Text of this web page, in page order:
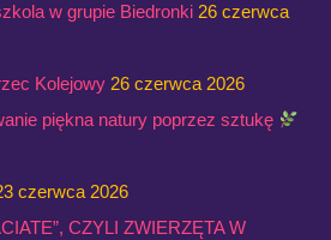
w grupie Biedronki 26 czerwca
Kolejowy 26 czerwca 2026
piękna natury poprzez sztukę
czerwca 2026
CZYLI ZWIERZĘTA W